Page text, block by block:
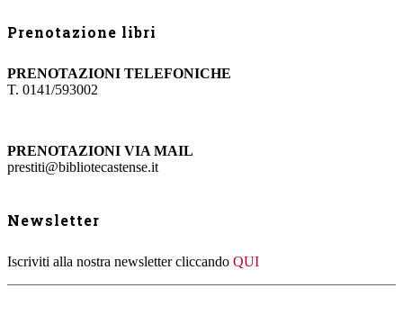
Prenotazione libri
PRENOTAZIONI TELEFONICHE
T. 0141/593002
PRENOTAZIONI VIA MAIL
prestiti@bibliotecastense.it
Newsletter
Iscriviti alla nostra newsletter cliccando QUI